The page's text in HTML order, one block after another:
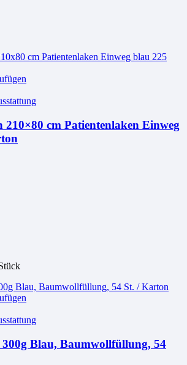
210×80 cm Patientenlaken Einweg
300g Blau, Baumwollfüllung, 54